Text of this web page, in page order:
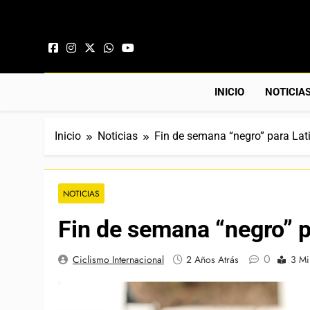
INICIO
Inicio Noticias Fin de semana “negro” para
NOTICIAS
Fin de semana “negro”
Ciclismo Internacional 2 Años Atrás 0 3